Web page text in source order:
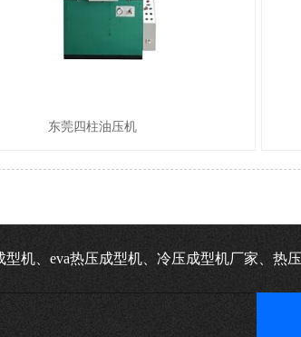
东莞四柱油压机
机、eva热压成型机、冷压成型机厂家、热